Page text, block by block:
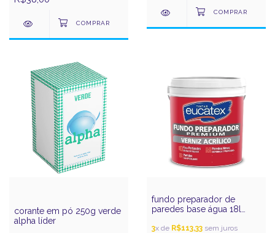
corante em pó 250g verde
alpha líder
fundo preparador de
paredes base água 18l
3x de R$113,33 sem juros